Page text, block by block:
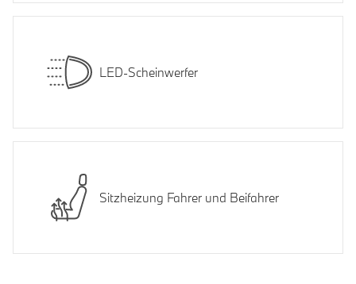
LED-Scheinwerfer
Sitzheizung Fahrer und Beifahrer